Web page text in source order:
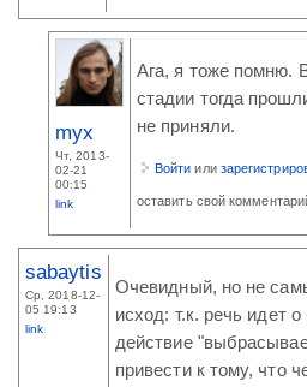
myx
Чт, 2013-
02-21
00:15
link
Ага, я тоже помню.
стадии тогда
не приняли.
Войти или
оставить свой
sabaytis
Ср, 2018-12-
05 19:13
link
Очевидный, но не
исход: т.к. речь идет
действие
привести к тому, что